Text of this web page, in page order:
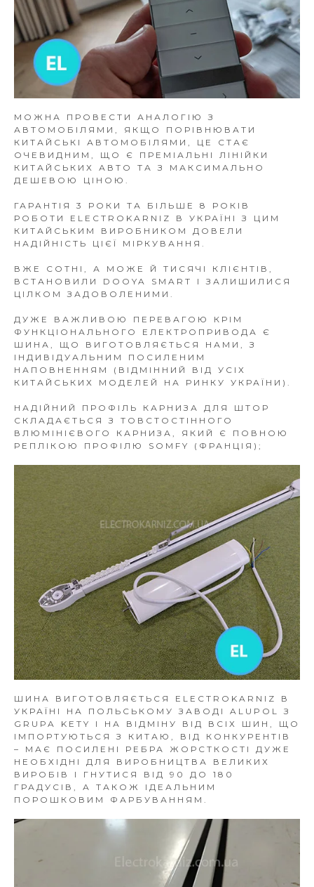
МОЖНА ПРОВЕСТИ АНАЛОГІЮ З
АВТОМОБІЛЯМИ, ЯКЩО ПОРІВНЮВАТИ
КИТАЙСЬКІ АВТОМОБІЛЯМИ, ЦЕ СТАЄ
ОЧЕВИДНИМ, ЩО Є ПРЕМІАЛЬНІ ЛІНІЙКИ
КИТАЙСЬКИХ АВТО ТА З МАКСИМАЛЬНО
ДЕШЕВОЮ ЦІНОЮ.
ГАРАНТІЯ 3 РОКИ ТА БІЛЬШЕ 8 РОКІВ
РОБОТИ ELECTROKARNIZ В УКРАЇНІ З ЦИМ
КИТАЙСЬКИМ ВИРОБНИКОМ ДОВЕЛИ
НАДІЙНІСТЬ ЦІЄЇ МІРКУВАННЯ.
ВЖЕ СОТНІ, А МОЖЕ Й ТИСЯЧІ КЛІЄНТІВ,
ВСТАНОВИЛИ DOOYA SMART І ЗАЛИШИЛИСЯ
ЦІЛКОМ ЗАДОВОЛЕНИМИ.
ДУЖЕ ВАЖЛИВОЮ ПЕРЕВАГОЮ КРІМ
ФУНКЦІОНАЛЬНОГО ЕЛЕКТРОПРИВОДА Є
ШИНА, ЩО ВИГОТОВЛЯЄТЬСЯ НАМИ, З
ІНДИВІДУАЛЬНИМ ПОСИЛЕНИМ
НАПОВНЕННЯМ (ВІДМІННИЙ ВІД УСІХ
КИТАЙСЬКИХ МОДЕЛЕЙ НА РИНКУ УКРАЇНИ).
НАДІЙНИЙ ПРОФІЛЬ КАРНИЗА ДЛЯ ШТОР
СКЛАДАЄТЬСЯ З ТОВСТОСТІННОГО
ВЛЮМІНІЄВОГО КАРНИЗА, ЯКИЙ Є ПОВНОЮ
РЕПЛІКОЮ ПРОФІЛЮ SOMFY (ФРАНЦІЯ);
ШИНА ВИГОТОВЛЯЄТЬСЯ ELECTROKARNIZ В
УКРАЇНІ НА ПОЛЬСЬКОМУ ЗАВОДІ ALUPOL З
GRUPA KETY І НА ВІДМІНУ ВІД ВСІХ ШИН, ЩО
ІМПОРТУЮТЬСЯ З КИТАЮ, ВІД КОНКУРЕНТІВ
– МАЄ ПОСИЛЕНІ РЕБРА ЖОРСТКОСТІ ДУЖЕ
НЕОБХІДНІ ДЛЯ ВИРОБНИЦТВА ВЕЛИКИХ
ВИРОБІВ І ГНУТИСЯ ВІД 90 ДО 180
ГРАДУСІВ, А ТАКОЖ ІДЕАЛЬНИМ
ПОРОШКОВИМ ФАРБУВАННЯМ.